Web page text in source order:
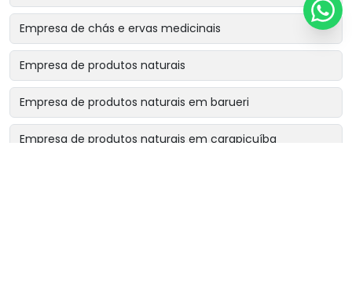
Empresa de chás e ervas medicinais
Empresa de produtos naturais
Empresa de produtos naturais em barueri
Empresa de produtos naturais em carapicuíba